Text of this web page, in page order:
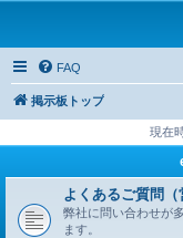
FAQ
掲示板トップ
現在
よくあるご質問（
弊社に問い合わせが
ます。